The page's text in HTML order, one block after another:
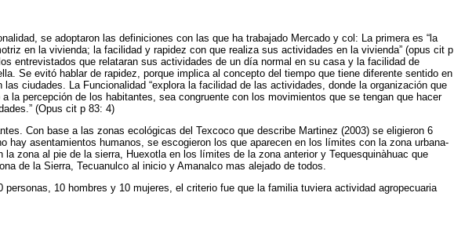
se adoptaron las definiciones con las que ha trabajado Mercado y col: La primera es “la
en la vivienda; la facilidad y rapidez con que realiza sus actividades en la vivienda” (opus cit p
entrevistados que relataran sus actividades de un día normal en su casa y la facilidad de
Se evitó hablar de rapidez, porque implica al concepto del tiempo que tiene diferente sentido en
las ciudades. La Funcionalidad “explora la facilidad de las actividades, donde la organización que
la percepción de los habitantes, sea congruente con los movimientos que se tengan que hacer
(Opus cit p 83: 4)
Con base a las zonas ecológicas del Texcoco que describe Martinez (2003) se eligieron 6
hay asentamientos humanos, se escogieron los que aparecen en los límites con la zona urbana-
la zona al pie de la sierra, Huexotla en los límites de la zona anterior y Tequesquinàhuac que
de la Sierra, Tecuanulco al inicio y Amanalco mas alejado de todos.
personas, 10 hombres y 10 mujeres, el criterio fue que la familia tuviera actividad agropecuaria